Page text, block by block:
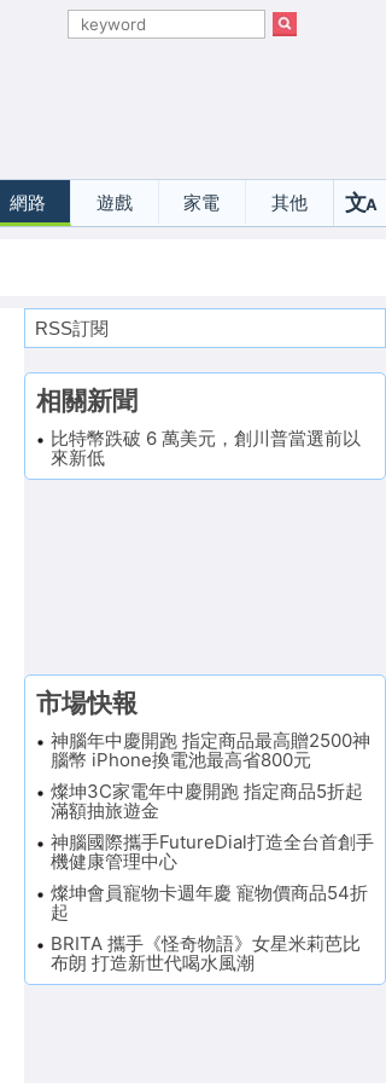
網路 遊戲 家電 其他 文A
RSS訂閱
相關新聞
比特幣跌破 6 萬美元，創川普當選前以
來新低
市場快報
神腦年中慶開跑 指定商品最高贈2500神
腦幣 iPhone換電池最高省800元
燦坤3C家電年中慶開跑 指定商品5折起
滿額抽旅遊金
神腦國際攜手FutureDial打造全台首創手
機健康管理中心
燦坤會員寵物卡週年慶 寵物價商品54折
起
BRITA 攜手《怪奇物語》女星米莉芭比
布朗 打造新世代喝水風潮